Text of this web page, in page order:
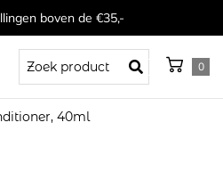
boven de €35,-
0
40ml